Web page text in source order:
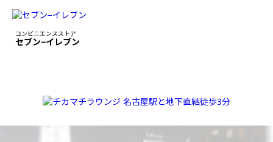
コンビニエンスストア
セブン−イレブン